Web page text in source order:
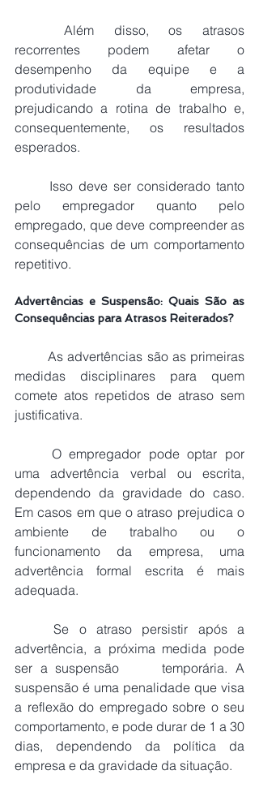
recorrentes podem afetar o
desempenho da equipe e a
produtividade da empresa,
prejudicando a rotina de trabalho e,
consequentemente, os resultados
esperados.
pelo empregador quanto pelo
empregado, que deve compreender as
consequências de um comportamento
repetitivo.
Advertências e Suspensão: Quais São as
Consequências para Atrasos Reiterados?
As advertências são as primeiras
medidas disciplinares para quem
comete atos repetidos de atraso sem
justificativa.
uma advertência verbal ou escrita,
dependendo da gravidade do caso.
Em casos em que o atraso prejudica o
ambiente de trabalho ou o
funcionamento da empresa, uma
advertência formal escrita é mais
adequada.
	Se o atraso persistir após a
advertência, a próxima medida pode
ser a suspensão 	temporária. A
suspensão é uma penalidade que visa
a reflexão do empregado sobre o seu
comportamento, e pode durar de 1 a 30
dias, dependendo da política da
empresa e da gravidade da situação.